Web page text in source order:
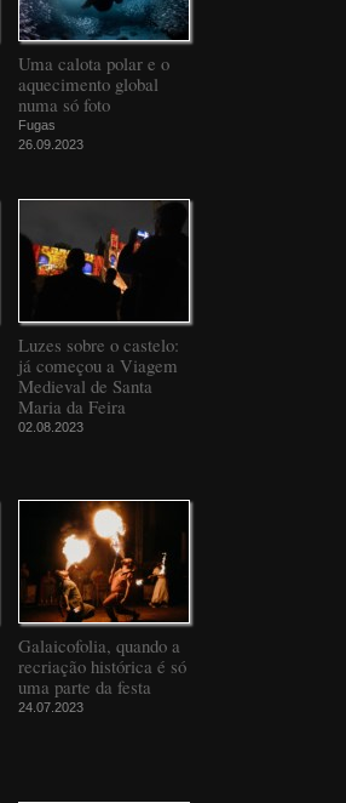
Uma calota polar e o
aquecimento global
numa só foto
Fugas
26.09.2023
Luzes sobre o castelo:
já começou a Viagem
Medieval de Santa
Maria da Feira
02.08.2023
Galaicofolia, quando a
recriação histórica é só
uma parte da festa
24.07.2023